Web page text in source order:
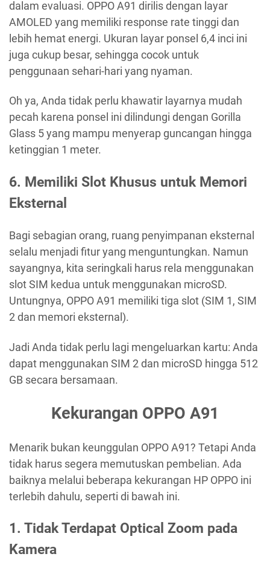
dalam evaluasi. OPPO A91 dirilis dengan layar
AMOLED yang memiliki response rate tinggi dan
lebih hemat energi. Ukuran layar ponsel 6,4 inci ini
juga cukup besar, sehingga cocok untuk
penggunaan sehari-hari yang nyaman.
Oh ya, Anda tidak perlu khawatir layarnya mudah
pecah karena ponsel ini dilindungi dengan Gorilla
Glass 5 yang mampu menyerap guncangan hingga
ketinggian 1 meter.
6. Memiliki Slot Khusus untuk Memori
Eksternal
Bagi sebagian orang, ruang penyimpanan eksternal
selalu menjadi fitur yang menguntungkan. Namun
sayangnya, kita seringkali harus rela menggunakan
slot SIM kedua untuk menggunakan microSD.
Untungnya, OPPO A91 memiliki tiga slot (SIM 1, SIM
2 dan memori eksternal).
Jadi Anda tidak perlu lagi mengeluarkan kartu: Anda
dapat menggunakan SIM 2 dan microSD hingga 512
GB secara bersamaan.
Kekurangan OPPO A91
Menarik bukan keunggulan OPPO A91? Tetapi Anda
tidak harus segera memutuskan pembelian. Ada
baiknya melalui beberapa kekurangan HP OPPO ini
terlebih dahulu, seperti di bawah ini.
1. Tidak Terdapat Optical Zoom pada
Kamera